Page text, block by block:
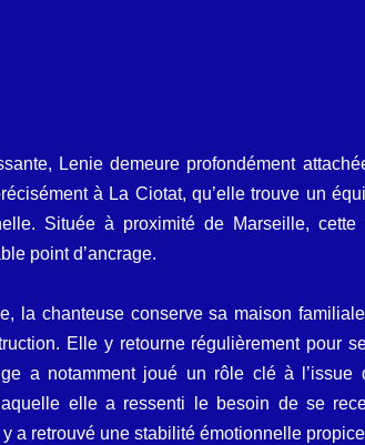
Lenie demeure profondément
à La Ciotat, qu’elle trouve un
Située à proximité de Marseille,
point d’ancrage.
la chanteuse conserve sa maison
Elle y retourne régulièrement pour
a notamment joué un rôle clé à
elle a ressenti le besoin de se
a retrouvé une stabilité émotionnelle